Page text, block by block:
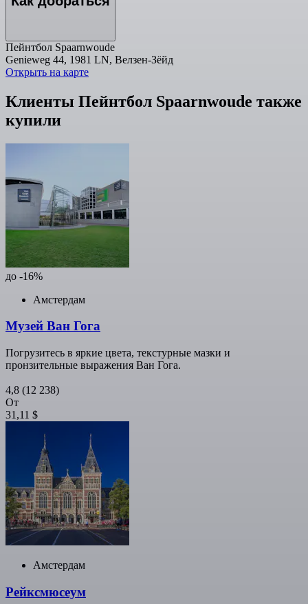
Пейнтбол Spaarnwoude
Genieweg 44, 1981 LN, Велзен-Зёйд
Открыть на карте
Клиенты Пейнтбол Spaarnwoude также
купили
до -16%
Амстердам
Музей Ван Гога
Погрузитесь в яркие цвета, текстурные мазки и
пронзительные выражения Ван Гога.
4,8 (12 238)
От
31,11 $
Амстердам
Рейксмюсеум